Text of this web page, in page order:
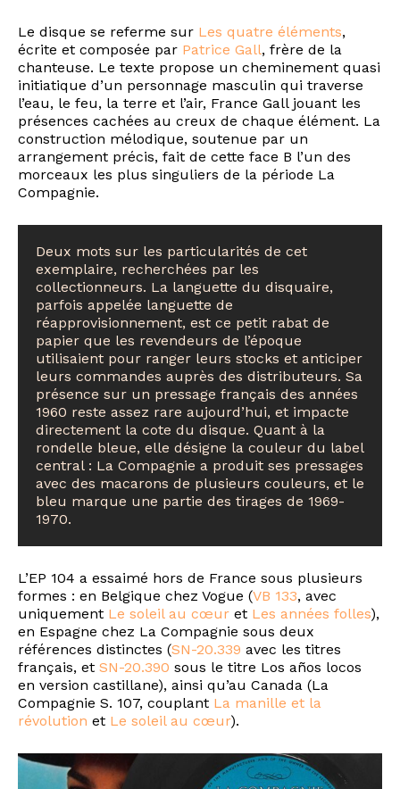
Le disque se referme sur Les quatre éléments,
écrite et composée par Patrice Gall, frère de la
chanteuse. Le texte propose un cheminement quasi
initiatique d’un personnage masculin qui traverse
l’eau, le feu, la terre et l’air, France Gall jouant les
présences cachées au creux de chaque élément. La
construction mélodique, soutenue par un
arrangement précis, fait de cette face B l’un des
morceaux les plus singuliers de la période La
Compagnie.
Deux mots sur les particularités de cet
exemplaire, recherchées par les
collectionneurs. La languette du disquaire,
parfois appelée languette de
réapprovisionnement, est ce petit rabat de
papier que les revendeurs de l’époque
utilisaient pour ranger leurs stocks et anticiper
leurs commandes auprès des distributeurs. Sa
présence sur un pressage français des années
1960 reste assez rare aujourd’hui, et impacte
directement la cote du disque. Quant à la
rondelle bleue, elle désigne la couleur du label
central : La Compagnie a produit ses pressages
avec des macarons de plusieurs couleurs, et le
bleu marque une partie des tirages de 1969-
1970.
L’EP 104 a essaimé hors de France sous plusieurs
formes : en Belgique chez Vogue (VB 133, avec
uniquement Le soleil au cœur et Les années folles),
en Espagne chez La Compagnie sous deux
références distinctes (SN-20.339 avec les titres
français, et SN-20.390 sous le titre Los años locos
en version castillane), ainsi qu’au Canada (La
Compagnie S. 107, couplant La manille et la
révolution et Le soleil au cœur).